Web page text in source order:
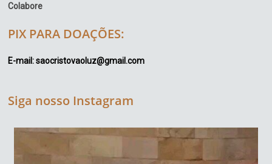
Colabore
PIX PARA DOAÇÕES:
E-mail: saocristovaoluz@gmail.com
Siga nosso Instagram